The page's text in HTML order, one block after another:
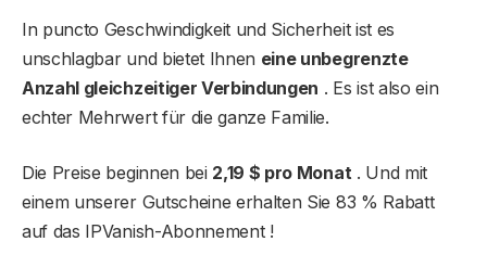
In puncto Geschwindigkeit und Sicherheit ist es
unschlagbar und bietet Ihnen eine unbegrenzte
Anzahl gleichzeitiger Verbindungen . Es ist also ein
echter Mehrwert für die ganze Familie.
Die Preise beginnen bei 2,19 $ pro Monat . Und mit
einem unserer Gutscheine erhalten Sie 83 % Rabatt
auf das IPVanish-Abonnement !